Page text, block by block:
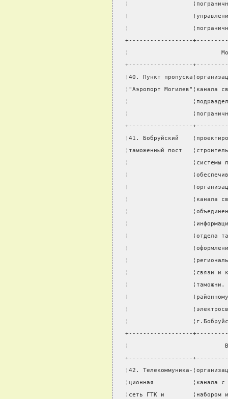
¦
¦
¦
+------------------
¦
+------------------
¦40. Пункт
¦"Аэропорт
¦
¦
+------------------
¦41. Бобруйский
¦таможенный пост
¦
¦
¦
¦                  ¦канала
¦
¦
¦                  ¦отдела
¦
¦
¦                  ¦связи и
¦
¦
¦
¦
+------------------
¦
+------------------
¦42. Телекоммуника-
¦ционная
¦сеть ГТК и